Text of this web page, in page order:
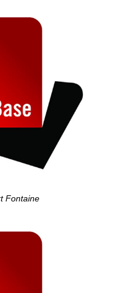
Fontaine